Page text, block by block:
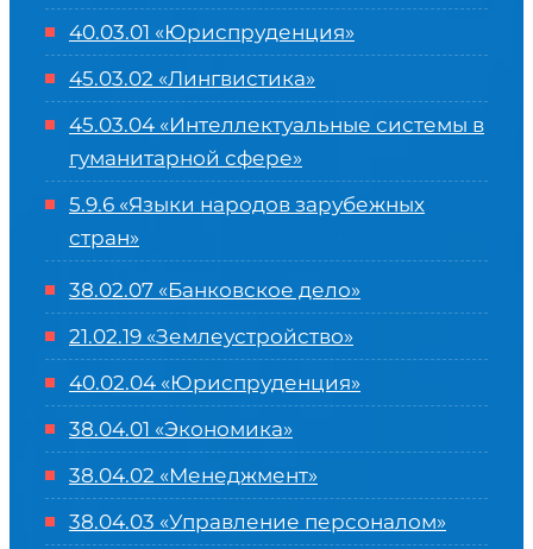
40.03.01 «Юриспруденция»
45.03.02 «Лингвистика»
45.03.04 «Интеллектуальные системы в
гуманитарной сфере»
5.9.6 «Языки народов зарубежных
стран»
38.02.07 «Банковское дело»
21.02.19 «Землеустройство»
40.02.04 «Юриспруденция»
38.04.01 «Экономика»
38.04.02 «Менеджмент»
38.04.03 «Управление персоналом»